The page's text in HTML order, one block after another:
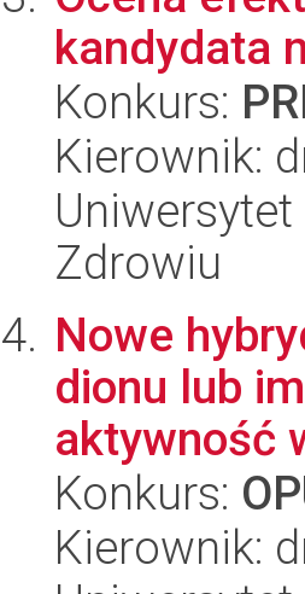
kandydata
Konkurs:
Kierownik:
Uniwersytet
Zdrowiu
Nowe
dionu lub
aktywność
Konkurs:
Kierownik: